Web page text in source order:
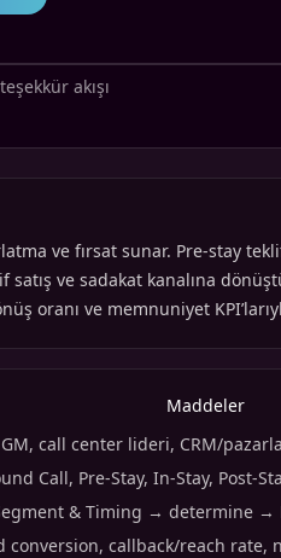
akışı
ve fırsat sunar. Pre-stay
ve sadakat kanalına
oranı ve memnuniyet
Maddeler
call center lideri, CRM/
Call, Pre-Stay, In-Stay, Post-
& Timing → determine →
conversion, callback/reach rate,